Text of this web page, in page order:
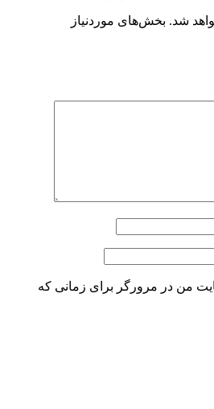
شد. بخش‌های موردنیاز
من در مرورگر برای زمانی که